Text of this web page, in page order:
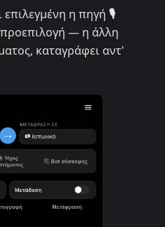
επιλεγμένη η πηγή 🎙️
προεπιλογή — η άλλη
καταγράφει αντ'